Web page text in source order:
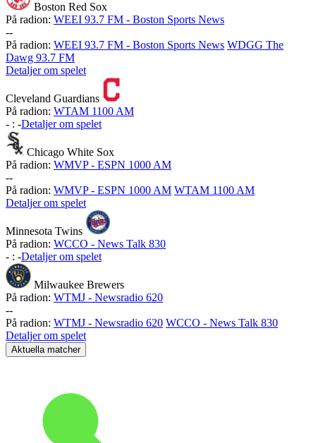
Boston Red Sox
På radion: WEEI 93.7 FM - Boston Sports News
--
På radion: WEEI 93.7 FM - Boston Sports News WDGG The
Dawg 93.7 FM
Detaljer om spelet
Cleveland Guardians
På radion: WTAM 1100 AM
- : -Detaljer om spelet
Chicago White Sox
På radion: WMVP - ESPN 1000 AM
--
På radion: WMVP - ESPN 1000 AM WTAM 1100 AM
Detaljer om spelet
Minnesota Twins
På radion: WCCO - News Talk 830
- : -Detaljer om spelet
Milwaukee Brewers
På radion: WTMJ - Newsradio 620
--
På radion: WTMJ - Newsradio 620 WCCO - News Talk 830
Detaljer om spelet
Aktuella matcher